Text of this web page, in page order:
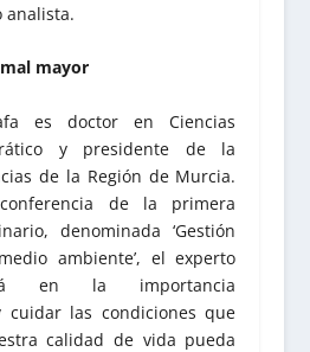
analista.
mayor
es doctor en Ciencias
y presidente de la
de la Región de Murcia.
de la primera
denominada ‘Gestión
ambiente’, el experto
en la importancia
cuidar las condiciones que
calidad de vida pueda